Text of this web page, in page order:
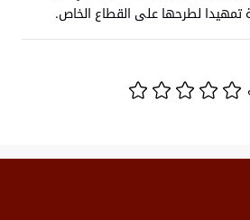
تمهيدا لطرحها على القطاع الخاص.